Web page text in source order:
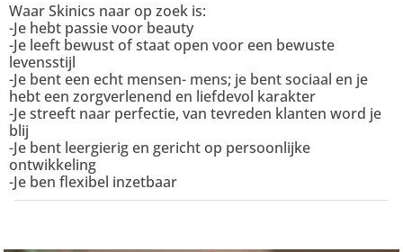
Waar Skinics naar op zoek is:
-Je hebt passie voor beauty
-Je leeft bewust of staat open voor een bewuste
levensstijl
-Je bent een echt mensen- mens; je bent sociaal en je
hebt een zorgverlenend en liefdevol karakter
-Je streeft naar perfectie, van tevreden klanten word je
blij
-Je bent leergierig en gericht op persoonlijke
ontwikkeling
-Je ben flexibel inzetbaar